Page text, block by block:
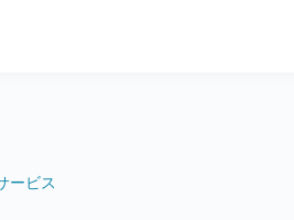
ービス